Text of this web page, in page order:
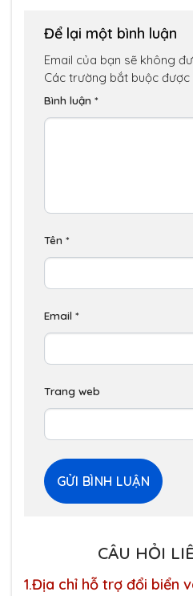
Để lại một bình luận
Email của bạn sẽ không
Các trường bắt buộc được
Bình luận *
Tên *
Email *
Trang web
CÂU HỎI
1.Địa chỉ hỗ trợ đổi biển